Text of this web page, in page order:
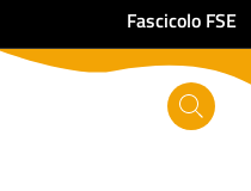
Fascicolo FSE